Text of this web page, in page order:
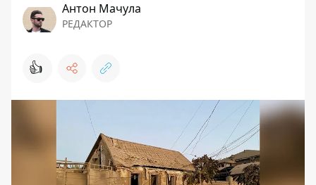
Антон Мачула
РЕДАКТОР
👍